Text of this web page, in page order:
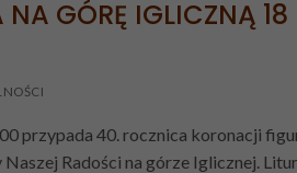
NA GÓRĘ IGLICZNĄ 18
przypada 40. rocznica koronacji
Radości na górze Iglicznej.